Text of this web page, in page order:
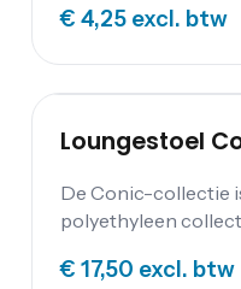
€ 4,25 excl. btw
Loungestoel
De Conic-collectie
polyethyleen
€ 17,50 excl. btw